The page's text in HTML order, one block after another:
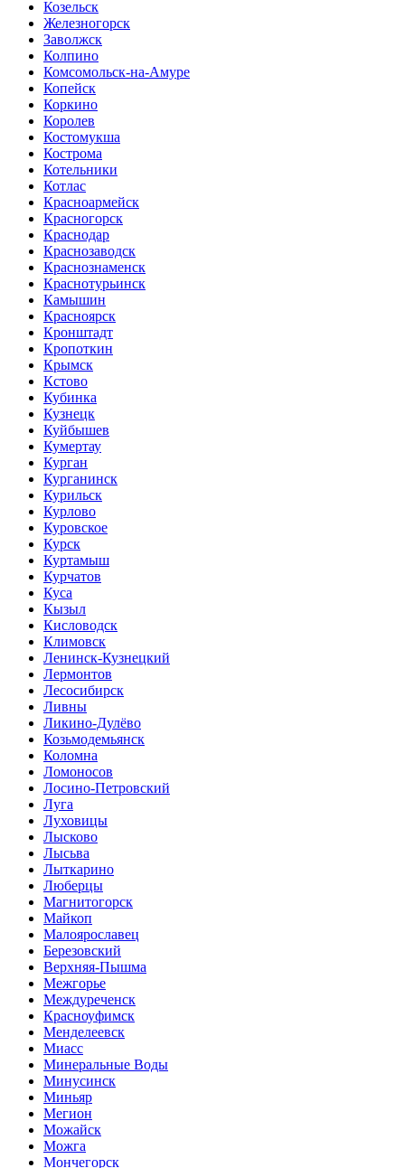
Козельск
Железногорск
Заволжск
Колпино
Комсомольск-на-Амуре
Копейск
Коркино
Королев
Костомукша
Кострома
Котельники
Котлас
Красноармейск
Красногорск
Краснодар
Краснозаводск
Краснознаменск
Краснотурьинск
Камышин
Красноярск
Кронштадт
Кропоткин
Крымск
Кстово
Кубинка
Кузнецк
Куйбышев
Кумертау
Курган
Курганинск
Курильск
Курлово
Куровское
Курск
Куртамыш
Курчатов
Куса
Кызыл
Кисловодск
Климовск
Ленинск-Кузнецкий
Лермонтов
Лесосибирск
Ливны
Ликино-Дулёво
Козьмодемьянск
Коломна
Ломоносов
Лосино-Петровский
Луга
Луховицы
Лысково
Лысьва
Лыткарино
Люберцы
Магнитогорск
Майкоп
Малоярославец
Березовский
Верхняя-Пышма
Межгорье
Междуреченск
Красноуфимск
Менделеевск
Миасс
Минеральные Воды
Минусинск
Миньяр
Мегион
Можайск
Можга
Мончегорск